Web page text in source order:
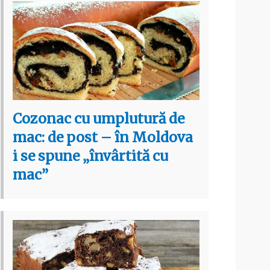
Cozonac cu umplutură de
mac: de post – în Moldova
i se spune „învârtită cu
mac”